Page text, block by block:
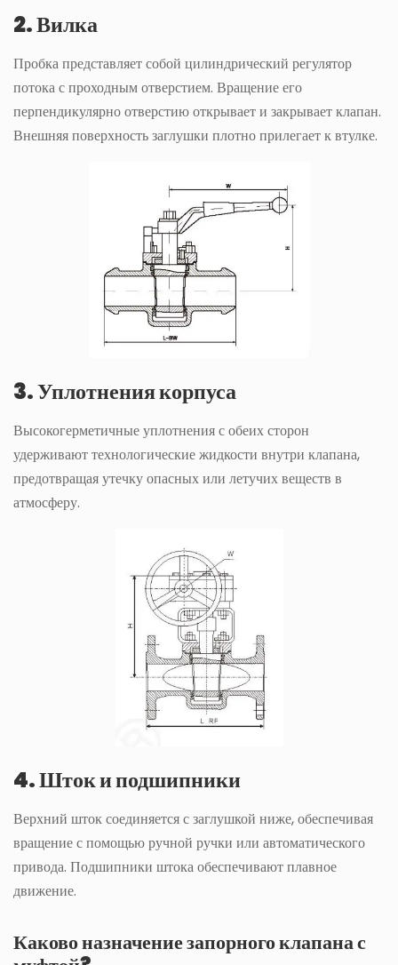
2. Вилка
Пробка представляет собой цилиндрический регулятор
потока с проходным отверстием. Вращение его
перпендикулярно отверстию открывает и закрывает клапан.
Внешняя поверхность заглушки плотно прилегает к втулке.
3. Уплотнения корпуса
Высокогерметичные уплотнения с обеих сторон
удерживают технологические жидкости внутри клапана,
предотвращая утечку опасных или летучих веществ в
атмосферу.
4. Шток и подшипники
Верхний шток соединяется с заглушкой ниже, обеспечивая
вращение с помощью ручной ручки или автоматического
привода. Подшипники штока обеспечивают плавное
движение.
Каково назначение запорного клапана с